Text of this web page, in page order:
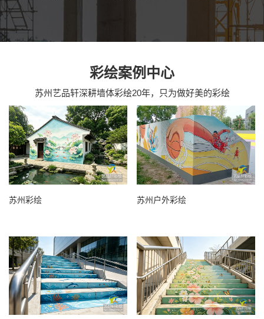
彩绘案例中心
苏州艺品轩深耕墙体彩绘20年，只为做好美的彩绘
苏州彩绘 苏州户外彩绘